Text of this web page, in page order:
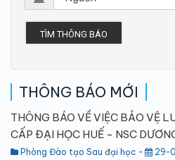
TÌM THÔNG BÁO
THÔNG BÁO MỚI
THÔNG BÁO VỀ VIỆC BẢO VỆ
CẤP ĐẠI HỌC HUẾ - NSC
Phòng Đào tạo Sau đại học - 29-